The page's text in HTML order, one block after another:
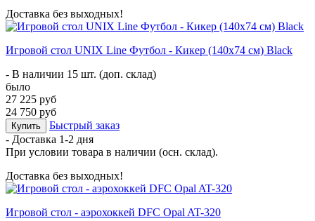
Доставка без выходных!
Игровой стол UNIX Line Футбол - Кикер (140х74 cм) Black
- В наличии 15 шт. (доп. склад)
было
27 225 руб
24 750 руб
Купить
Быстрый заказ
- Доставка 1-2 дня
При условии товара в наличии (осн. склад).
Доставка без выходных!
Игровой стол - аэрохоккей DFC Opal AT-320